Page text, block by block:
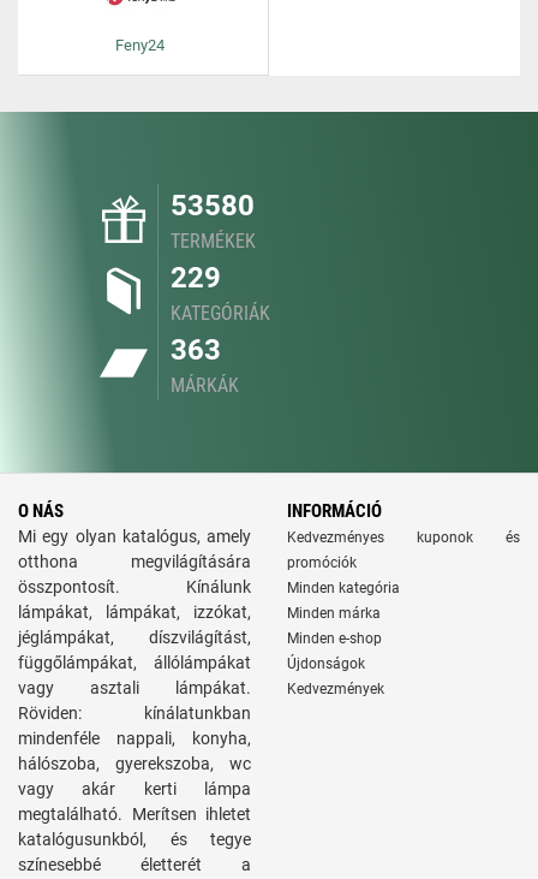
Feny24
53580
TERMÉKEK
229
KATEGÓRIÁK
363
MÁRKÁK
O NÁS
Mi egy olyan katalógus, amely
otthona megvilágítására
összpontosít. Kínálunk
lámpákat, lámpákat, izzókat,
jéglámpákat, díszvilágítást,
függőlámpákat, állólámpákat
vagy asztali lámpákat.
Röviden: kínálatunkban
mindenféle nappali, konyha,
hálószoba, gyerekszoba, wc
vagy akár kerti lámpa
megtalálható. Merítsen ihletet
katalógusunkból, és tegye
színesebbé életterét a
INFORMÁCIÓ
Kedvezményes kuponok és
promóciók
Minden kategória
Minden márka
Minden e-shop
Újdonságok
Kedvezmények